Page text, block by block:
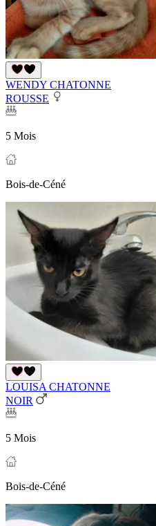
WENDY CHATONNE
ROUSSE
5 Mois
Bois-de-Céné
LOUISA CHATONNE
NOIR
5 Mois
Bois-de-Céné